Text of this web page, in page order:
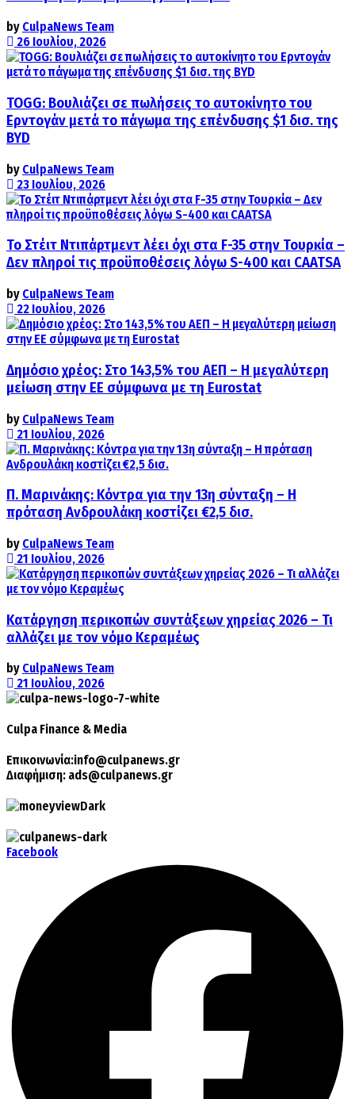
by CulpaNews Team
26 Ιουλίου, 2026
TOGG: Βουλιάζει σε πωλήσεις το αυτοκίνητο του
Ερντογάν μετά το πάγωμα της επένδυσης $1 δισ. της
BYD
by CulpaNews Team
23 Ιουλίου, 2026
Το Στέιτ Ντιπάρτμεντ λέει όχι στα F-35 στην Τουρκία –
Δεν πληροί τις προϋποθέσεις λόγω S-400 και CAATSA
by CulpaNews Team
22 Ιουλίου, 2026
Δημόσιο χρέος: Στο 143,5% του ΑΕΠ – Η μεγαλύτερη
μείωση στην ΕΕ σύμφωνα με τη Eurostat
by CulpaNews Team
21 Ιουλίου, 2026
Π. Μαρινάκης: Κόντρα για την 13η σύνταξη – Η
πρόταση Ανδρουλάκη κοστίζει €2,5 δισ.
by CulpaNews Team
21 Ιουλίου, 2026
Κατάργηση περικοπών συντάξεων χηρείας 2026 – Τι
αλλάζει με τον νόμο Κεραμέως
by CulpaNews Team
21 Ιουλίου, 2026
Culpa Finance & Media
Επικοινωνία:info@culpanews.gr
Διαφήμιση: ads@culpanews.gr
Facebook